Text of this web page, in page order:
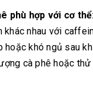
phù hợp với cơ thể
nhau với
hoặc khó ngủ sau
cà phê hoặc